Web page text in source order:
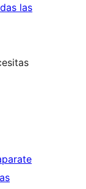
las